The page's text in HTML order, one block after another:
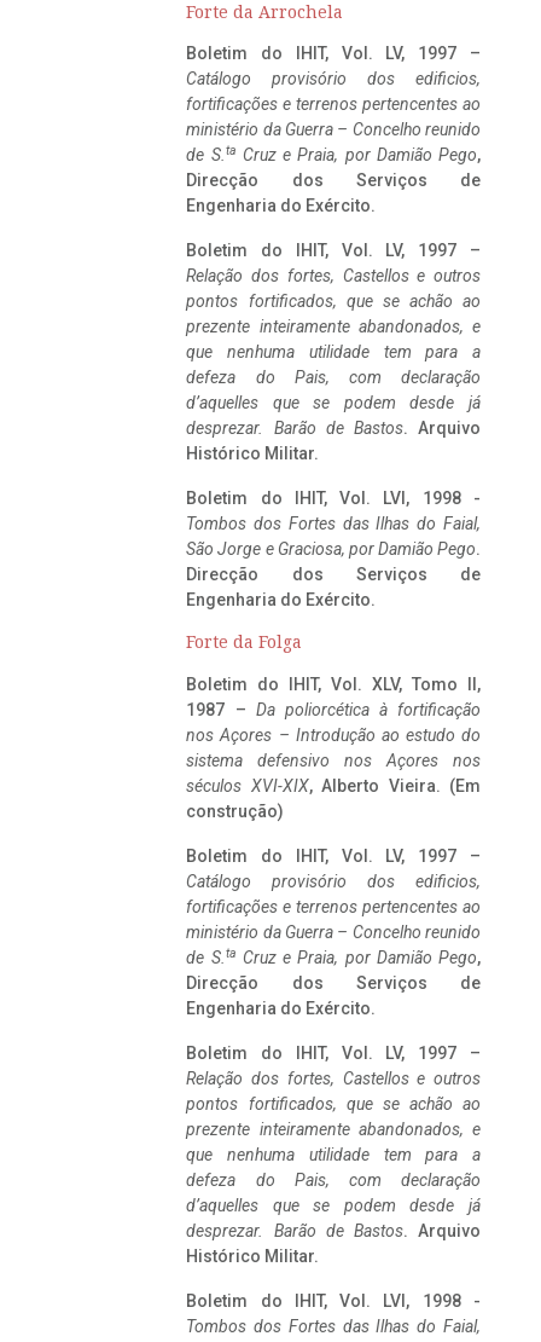
Forte da Arrochela
Boletim do IHIT, Vol. LV, 1997 –
Catálogo provisório dos edificios,
fortificações e terrenos pertencentes ao
ministério da Guerra – Concelho reunido
de S. ta Cruz e Praia, por Damião Pego,
Direcção dos Serviços de
Engenharia do Exército.
Boletim do IHIT, Vol. LV, 1997 –
Relação dos fortes, Castellos e outros
pontos fortificados, que se achão ao
prezente inteiramente abandonados, e
que nenhuma utilidade tem para a
defeza do Pais, com declaração
d’aquelles que se podem desde já
desprezar. Barão de Bastos. Arquivo
Histórico Militar.
Boletim do IHIT, Vol. LVI, 1998 -
Tombos dos Fortes das Ilhas do Faial,
São Jorge e Graciosa, por Damião Pego.
Direcção dos Serviços de
Engenharia do Exército.
Forte da Folga
Boletim do IHIT, Vol. XLV, Tomo II,
1987 – Da poliorcética à fortificação
nos Açores – Introdução ao estudo do
sistema defensivo nos Açores nos
séculos XVI-XIX, Alberto Vieira. (Em
construção)
Boletim do IHIT, Vol. LV, 1997 –
Catálogo provisório dos edificios,
fortificações e terrenos pertencentes ao
ministério da Guerra – Concelho reunido
de S. ta Cruz e Praia, por Damião Pego,
Direcção dos Serviços de
Engenharia do Exército.
Boletim do IHIT, Vol. LV, 1997 –
Relação dos fortes, Castellos e outros
pontos fortificados, que se achão ao
prezente inteiramente abandonados, e
que nenhuma utilidade tem para a
defeza do Pais, com declaração
d’aquelles que se podem desde já
desprezar. Barão de Bastos. Arquivo
Histórico Militar.
Boletim do IHIT, Vol. LVI, 1998 -
Tombos dos Fortes das Ilhas do Faial,